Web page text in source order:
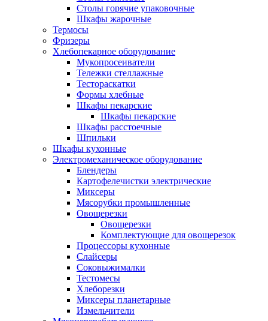
Столы горячие упаковочные
Шкафы жарочные
Термосы
Фризеры
Хлебопекарное оборудование
Мукопросеиватели
Тележки стеллажные
Тестораскатки
Формы хлебные
Шкафы пекарские
Шкафы пекарские
Шкафы расстоечные
Шпильки
Шкафы кухонные
Электромеханическое оборудование
Блендеры
Картофелечистки электрические
Миксеры
Мясорубки промышленные
Овощерезки
Овощерезки
Комплектующие для овощерезок
Процессоры кухонные
Слайсеры
Соковыжималки
Тестомесы
Хлеборезки
Миксеры планетарные
Измельчители